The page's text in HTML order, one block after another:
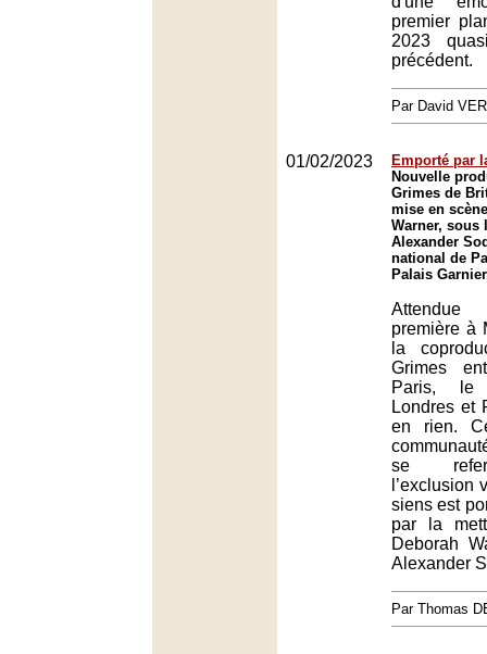
premier
2023
précédent.
Par David
01/02/2023
Emporté par
Nouvelle
Grimes de
mise en
Warner, sous
Alexander
national de
Palais
première à
la
Grimes
Paris, le
Londres et
en rien.
se
l’exclusion
siens est
par la
Deborah
Alexander
Par Thomas